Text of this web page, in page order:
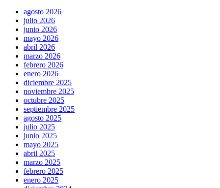
agosto 2026
julio 2026
junio 2026
mayo 2026
abril 2026
marzo 2026
febrero 2026
enero 2026
diciembre 2025
noviembre 2025
octubre 2025
septiembre 2025
agosto 2025
julio 2025
junio 2025
mayo 2025
abril 2025
marzo 2025
febrero 2025
enero 2025